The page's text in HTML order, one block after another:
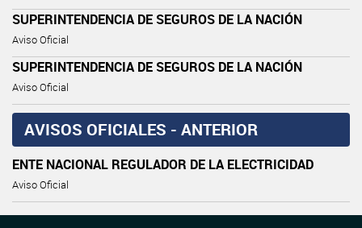
SUPERINTENDENCIA DE SEGUROS DE LA NACIÓN
Aviso Oficial
SUPERINTENDENCIA DE SEGUROS DE LA NACIÓN
Aviso Oficial
AVISOS OFICIALES - ANTERIOR
ENTE NACIONAL REGULADOR DE LA ELECTRICIDAD
Aviso Oficial